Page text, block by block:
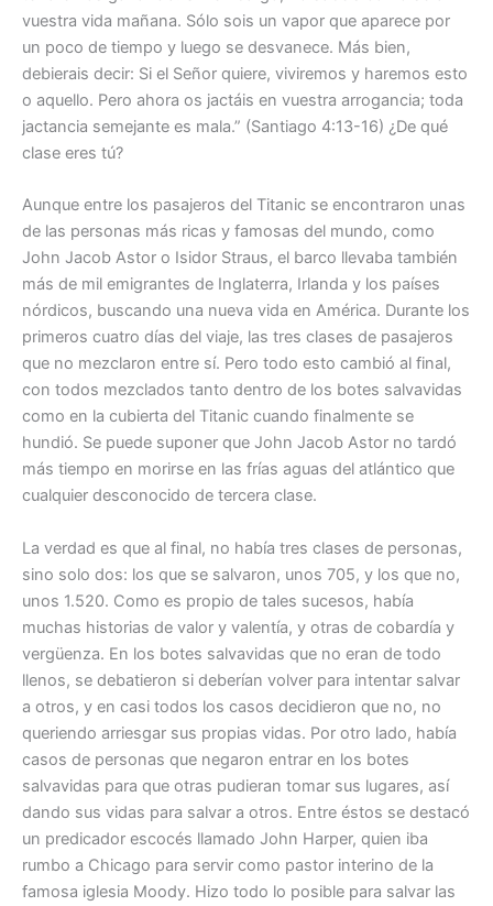
vuestra vida mañana. Sólo sois un vapor que aparece por
un poco de tiempo y luego se desvanece. Más bien,
debierais decir: Si el Señor quiere, viviremos y haremos esto
o aquello. Pero ahora os jactáis en vuestra arrogancia; toda
jactancia semejante es mala.” (Santiago 4:13-16) ¿De qué
clase eres tú?
Aunque entre los pasajeros del Titanic se encontraron unas
de las personas más ricas y famosas del mundo, como
John Jacob Astor o Isidor Straus, el barco llevaba también
más de mil emigrantes de Inglaterra, Irlanda y los países
nórdicos, buscando una nueva vida en América. Durante los
primeros cuatro días del viaje, las tres clases de pasajeros
que no mezclaron entre sí. Pero todo esto cambió al final,
con todos mezclados tanto dentro de los botes salvavidas
como en la cubierta del Titanic cuando finalmente se
hundió. Se puede suponer que John Jacob Astor no tardó
más tiempo en morirse en las frías aguas del atlántico que
cualquier desconocido de tercera clase.
La verdad es que al final, no había tres clases de personas,
sino solo dos: los que se salvaron, unos 705, y los que no,
unos 1.520. Como es propio de tales sucesos, había
muchas historias de valor y valentía, y otras de cobardía y
vergüenza. En los botes salvavidas que no eran de todo
llenos, se debatieron si deberían volver para intentar salvar
a otros, y en casi todos los casos decidieron que no, no
queriendo arriesgar sus propias vidas. Por otro lado, había
casos de personas que negaron entrar en los botes
salvavidas para que otras pudieran tomar sus lugares, así
dando sus vidas para salvar a otros. Entre éstos se destacó
un predicador escocés llamado John Harper, quien iba
rumbo a Chicago para servir como pastor interino de la
famosa iglesia Moody. Hizo todo lo posible para salvar las